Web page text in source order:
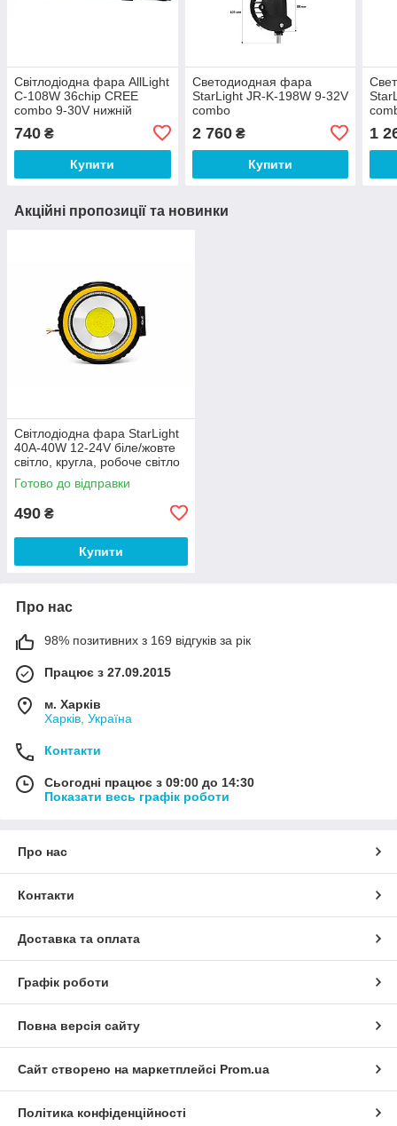
Світлодіодна фара AllLight
C-108W 36chip CREE
combo 9-30V нижній
740 ₴
Купити
Светодиодная фара
StarLight JR-K-198W 9-32V
combo
2 760₴
Купити
1
Акційні пропозиції та новинки
Світлодіодна фара StarLight
40A-40W 12-24V біле/жовте
світло, кругла, робоче світло
Готово до відправки
490 ₴
Купити
Про нас
98% позитивних з 169 відгуків за рік
Працює з 27.09.2015
м. Харків
Харків, Україна
Контакти
Сьогодні працює з 09:00 до 14:30
Показати весь графік роботи
Про нас
Контакти
Доставка та оплата
Графік роботи
Повна версія сайту
Сайт створено на маркетплейсі Prom.ua
Політика конфіденційності